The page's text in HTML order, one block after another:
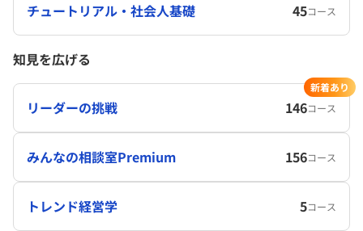
チュートリアル・社会人基礎 45コース
知見を広げる
リーダーの挑戦 146コース
新着あり
みんなの相談室Premium 156コース
トレンド経営学 5コース